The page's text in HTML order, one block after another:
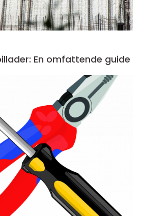
En omfattende guide